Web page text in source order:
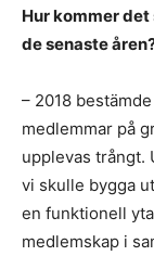
Hur kommer
de senaste
– 2018
medlemmar på
upplevas trångt.
vi skulle bygga
en funktionell
medlemskap i